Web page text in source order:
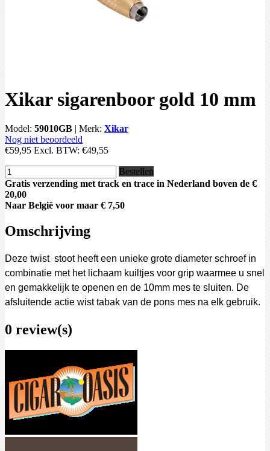
Xikar sigarenboor gold 10 mm
Model: 59010GB | Merk: Xikar
Nog niet beoordeeld
€59,95 Excl. BTW: €49,55
Bestellen
Gratis verzending met track en trace in Nederland boven de €
20,00
Naar België voor maar € 7,50
Omschrijving
Deze twist stoot heeft een unieke grote diameter schroef in
combinatie met het lichaam kuiltjes voor grip waarmee u snel
en gemakkelijk te openen en de 10mm mes te sluiten. De
afsluitende actie wist tabak van de pons mes na elk gebruik.
0 review(s)